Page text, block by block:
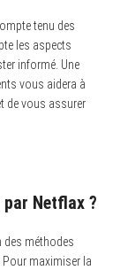
tenu des
les aspects
informé. Une
vous aidera à
de vous assurer
Netflax ?
des méthodes
Pour maximiser la